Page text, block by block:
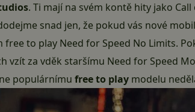
. Ti mají na svém kontě hity jako
snad jen, že pokud vás nové
to play Need for Speed No Limits.
vzít za vděk staršímu Need for Speed
populárnímu free to play modelu